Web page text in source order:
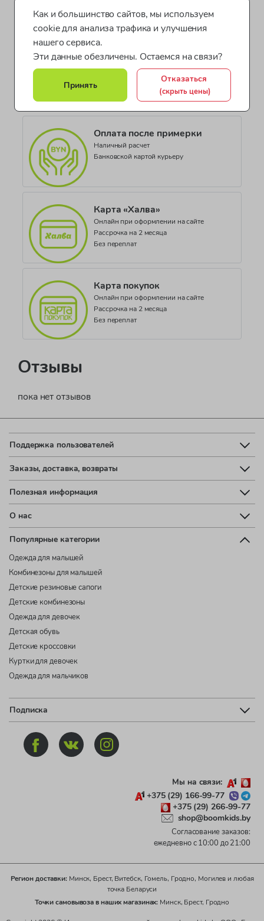
2 шт. Цвет - голубой
Поставщик
ООО "Бонд стрит"
Страна производства
Цвет
Синий
Коллекция
Schoo
Показать все характеристики
Оплата после примерки
Наличный расчет
Банковской картой курьеру
Карта «Халва»
Онлайн при оформлении на сайте
Рассрочка на 2 месяца
Без переплат
Карта покупок
Онлайн при оформлении на сайте
Рассрочка на 2 месяца
Без переплат
Отзывы
пока нет отзывов
Поддержка пользователей
Заказы, доставка, возвраты
Полезная информация
О нас
Популярные категории
Одежда для малышей
Комбинезоны для малышей
Детские резиновые сапоги
Детские комбинезоны
Одежда для девочек
Детская обувь
Детские кроссовки
Куртки для девочек
Одежда для мальчиков
Подписка
Мы на связи:
+375 (29) 166-99-77
+375 (29) 266-99-77
shop@boomkids.by
Согласование заказов:
ежедневно с 10:00 до 21:00
Регион доставки:Минск, Брест, Витебск, Гомель, Гродно, Могилев и любая
точка Беларуси
Точки самовывоза в наших магазинах: Минск, Брест, Гродно
Как и большинство сайтов, мы используем
cookie для анализа трафика и улучшения
нашего сервиса.
Эти данные обезличены. Остаемся на связи?
Принять
Отказаться
(скрыть цены)